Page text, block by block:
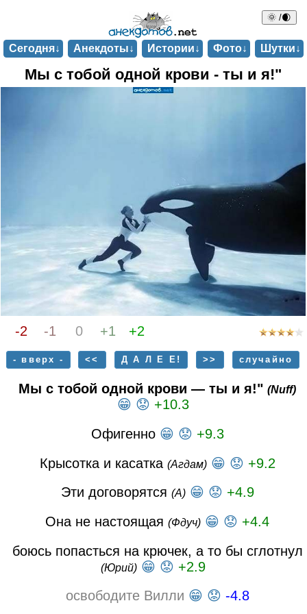
🌞 /🌒
Сегодня↓ Анекдоты↓ Истории↓ Фото↓ Шутки↓
Мы с тобой одной крови - ты и я!"
-2 -1 0 +1 +2
- вверх - << Д А Л Е Е! >> случайно
Мы с тобой одной крови — ты и я!" (Nuff)
😁 😟 +10.3
Офигенно 😁 😟 +9.3
Крысотка и касатка (Агдам) 😁 😟 +9.2
Эти договорятся (А) 😁 😟 +4.9
Она не настоящая (Фдуч) 😁 😟 +4.4
боюсь попасться на крючек, а то бы сглотнул
(Юрий) 😁 😟 +2.9
освободите Вилли 😁 😟 -4.8